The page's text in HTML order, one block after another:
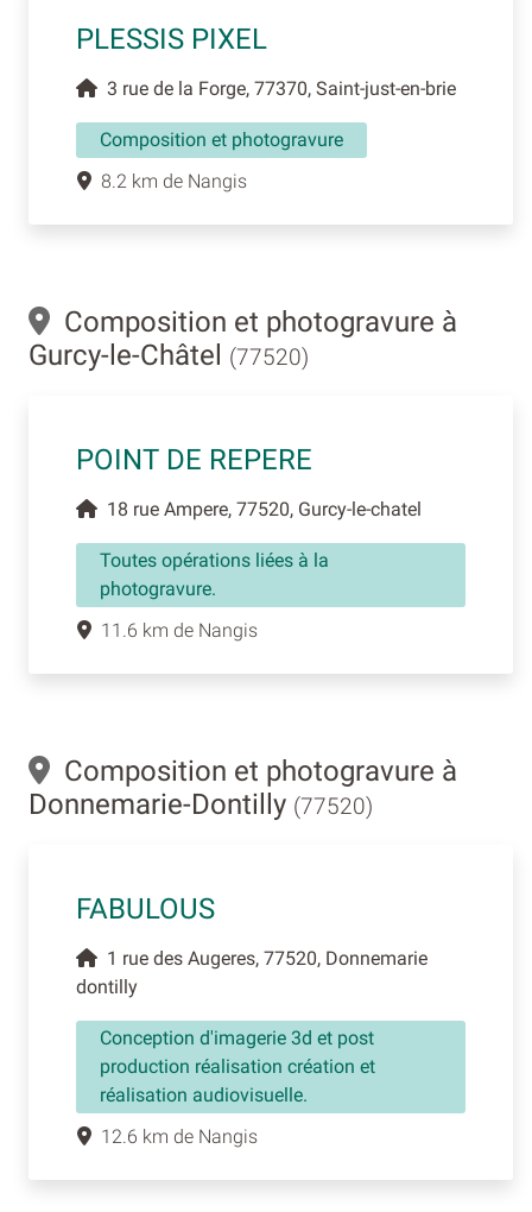
PLESSIS PIXEL
3 rue de la Forge, 77370, Saint-just-en-brie
Composition et photogravure
8.2 km de Nangis
Composition et photogravure à
Gurcy-le-Châtel
(77520)
POINT DE REPERE
18 rue Ampere, 77520, Gurcy-le-chatel
Toutes opérations liées à la
photogravure.
11.6 km de Nangis
Composition et photogravure à
Donnemarie-Dontilly (77520)
FABULOUS
1 rue des Augeres, 77520, Donnemarie
dontilly
Conception d'imagerie 3d et post
production réalisation création et
réalisation audiovisuelle.
12.6 km de Nangis